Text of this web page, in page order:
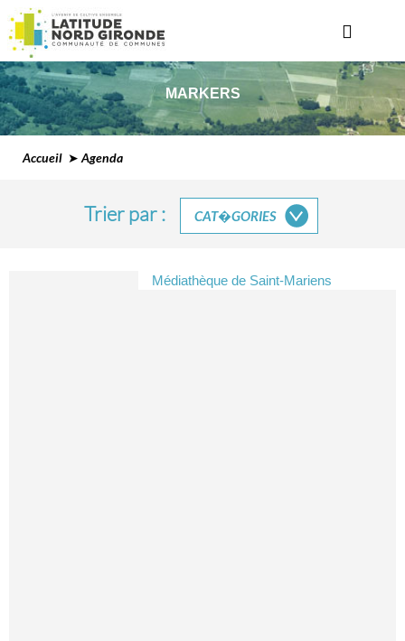
MARKERS
Accueil ➤ Agenda
Trier par : CAT�GORIES
Médiathèque de Saint-Mariens